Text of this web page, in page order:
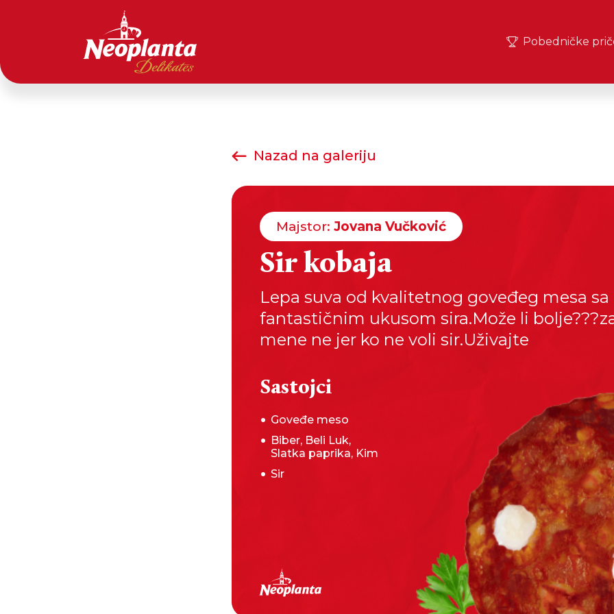
Pobedničke
Nazad na galeriju
Majstor: Jovana Vučković
Sir kobaja
Lepa suva od kvalitetnog goveđeg mesa sa
fantastičnim ukusom sira.Može li
mene ne jer ko ne voli sir.Uživajte
Sastojci
Goveđe meso
Biber, Beli Luk,
Slatka paprika, Kim
Sir